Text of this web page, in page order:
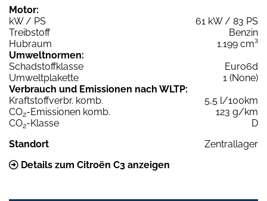
Motor:
kW / PS
61 kW / 83 PS
Treibstoff
Benzin
Hubraum
1.199 cm³
Umweltnormen:
Schadstoffklasse
Euro6d
Umweltplakette
1 (None)
Verbrauch und Emissionen nach WLTP:
Kraftstoffverbr. komb.
5,5 l/100km
CO2-Emissionen komb.
123 g/km
CO2-Klasse
D
Standort
Zentrallager
Details zum Citroën C3 anzeigen